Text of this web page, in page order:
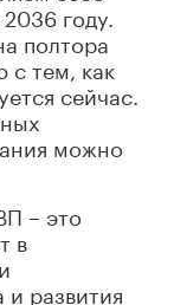
году.
полтора
с тем, как
сейчас.
можно
– это
в
и развития